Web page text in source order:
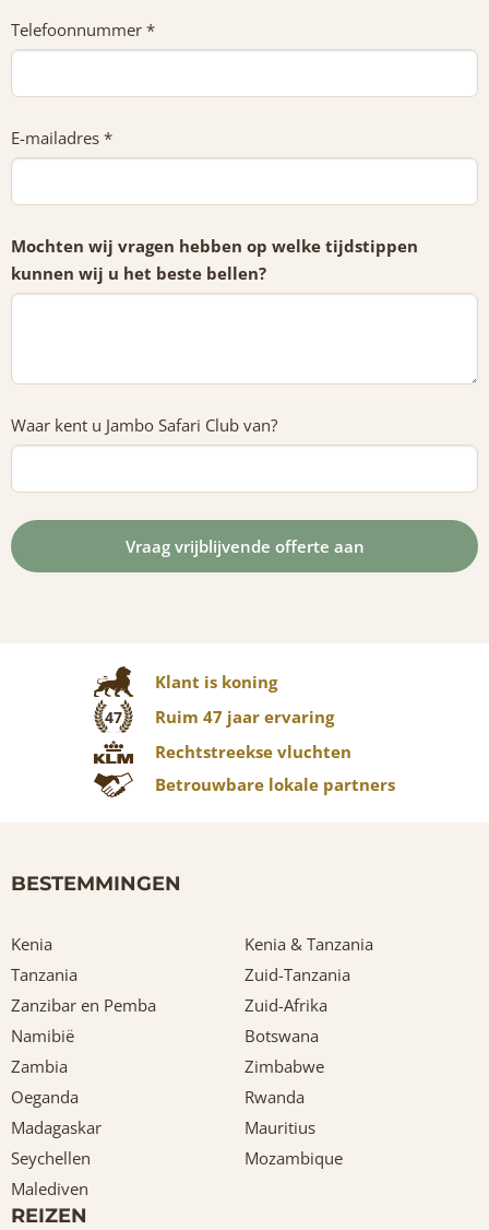
Telefoonnummer *
E-mailadres *
Mochten wij vragen hebben op welke tijdstippen
kunnen wij u het beste bellen?
Waar kent u Jambo Safari Club van?
Klant is koning
47
Ruim 47 jaar ervaring
Rechtstreekse vluchten
Betrouwbare lokale partners
BESTEMMINGEN
Kenia
Kenia & Tanzania
Tanzania
Zuid-Tanzania
Zanzibar en Pemba
Zuid-Afrika
Namibië
Botswana
Zambia
Zimbabwe
Oeganda
Rwanda
Madagaskar
Mauritius
Seychellen
Mozambique
Malediven
REIZEN